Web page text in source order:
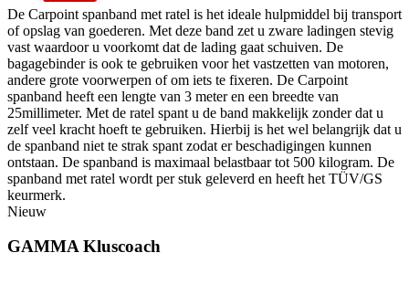
De Carpoint spanband met ratel is het ideale hulpmiddel bij transport
of opslag van goederen. Met deze band zet u zware ladingen stevig
vast waardoor u voorkomt dat de lading gaat schuiven. De
bagagebinder is ook te gebruiken voor het vastzetten van motoren,
andere grote voorwerpen of om iets te fixeren. De Carpoint
spanband heeft een lengte van 3 meter en een breedte van
25millimeter. Met de ratel spant u de band makkelijk zonder dat u
zelf veel kracht hoeft te gebruiken. Hierbij is het wel belangrijk dat u
de spanband niet te strak spant zodat er beschadigingen kunnen
ontstaan. De spanband is maximaal belastbaar tot 500 kilogram. De
spanband met ratel wordt per stuk geleverd en heeft het TÜV/GS
keurmerk.
Nieuw
GAMMA Kluscoach